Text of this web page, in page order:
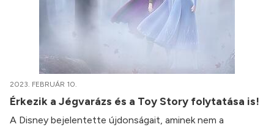
2023. FEBRUÁR 10.
Érkezik a Jégvarázs és a Toy Story folytatása is!
A Disney bejelentette újdonságait, aminek nem a